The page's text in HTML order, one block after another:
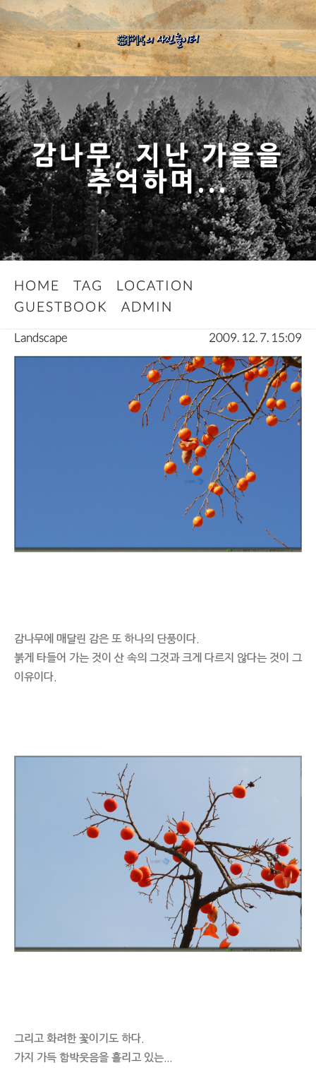
감나무, 지난 가을을
추억하며...
HOME TAG
LOCATION
GUESTBOOK
ADMIN
Landscape 2009. 12. 7. 15:09
감나무에 매달린 감은 또 하나의 단풍이다.
붉게 타들어 가는 것이 산 속의 그것과 크게 다르지 않다는 것이 그
이유이다.
그리고 화려한 꽃이기도 하다.
가지 가득 함박웃음을 흘리고 있는...